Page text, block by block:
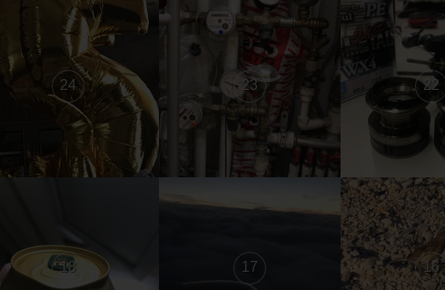
24 23 22
18 17 16